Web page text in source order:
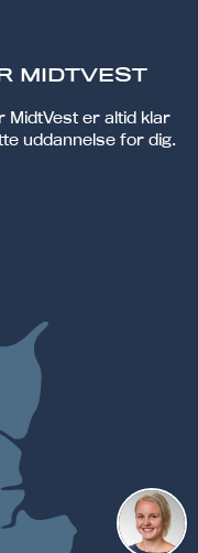
MIDTVEST
MidtVest er altid klar
uddannelse for dig.